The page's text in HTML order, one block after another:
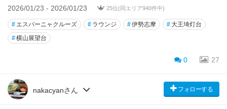
2026/01/23 - 2026/01/23 25位(同エリア940件中)
# エスパーニャクルーズ # ラウンジ #伊勢志摩 # 大王埼灯台
#横山展望台
0 27
nakacyanさん フォローする